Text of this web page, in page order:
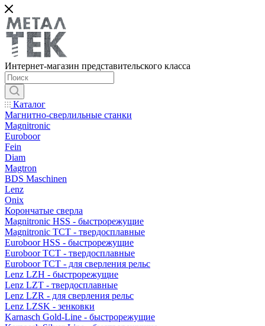
Интернет-магазин представительского класса
Каталог
Магнитно-сверлильные станки
Magnitronic
Euroboor
Fein
Diam
Magtron
BDS Maschinen
Lenz
Onix
Корончатые сверла
Magnitronic HSS - быстрорежущие
Magnitronic TCT - твердосплавные
Euroboor HSS - быстрорежущие
Euroboor TCT - твердосплавные
Euroboor TCT - для сверления рельс
Lenz LZH - быстрорежущие
Lenz LZT - твердосплавные
Lenz LZR - для сверления рельс
Lenz LZSK - зенковки
Karnasch Gold-Line - быстрорежущие